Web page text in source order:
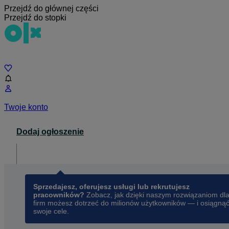
Przejdź do głównej części
Przejdź do stopki
Twoje konto
Dodaj ogłoszenie
Sprzedajesz, oferujesz usługi lub rekrutujesz
pracowników? Zobacz, jak dzięki naszym rozwiązaniom dla
firm możesz dotrzeć do milionów użytkowników — i osiągnąć
swoje cele.